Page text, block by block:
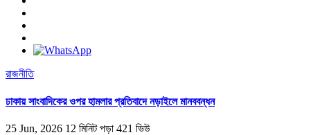
রাজনীতি
ঢাকায় সাংবাদিকের ওপর হামলার প্রতিবাদে নড়াইলে মানববন্ধন
25 Jun, 2026 12 মিনিট পড়া 421 ভিউ